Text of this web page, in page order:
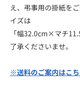
え、弔事用の掛紙を
イズは
「幅32.0cm×マチ
了承くださいませ。
※送料のご案内はこ